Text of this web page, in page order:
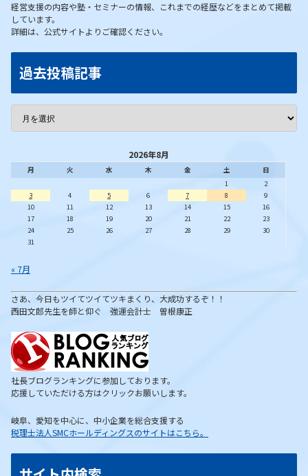
経営支援の内容や塾・セミナーの情報、これまでの経歴などをまとめて掲載
しています。
詳細は、公式サイトよりご確認ください。
過去投稿記事
2026年8月
月 火 水 木 金 土
日
1
2
3
4 5 6 7 8
9
10
11 12 13 14 15
16
17
18 19 20 21 22
23
24
25 26 27 28 29
30
31
« 7月
さあ、今日もツイてツイてツキまくり、大成功するぞ！！
西田文郎先生を師と仰ぐ 強運会計士 曽根康正
社長ブログランキングに参加しております。
応援していただける方はクリックお願いします。
岐阜、愛知を中心に、中小企業を総合支援する
税理士法人SMCホールディングスのサイトはこちら。